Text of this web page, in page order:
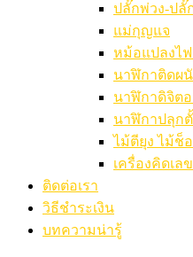
ปลั๊กพ่วง-ปลั๊
แม่กุญแจ
หม้อแปลงไ
นาฬิกาติดผ
นาฬิกาดิจิต
นาฬิกาปลุกตั้
ไม้ตียุง ไม้ช็
เครื่องคิดเลข
ติดต่อเรา
วิธีชำระเงิน
บทความน่ารู้